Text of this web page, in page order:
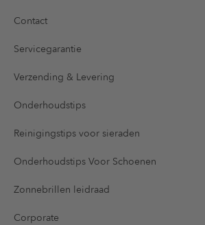
Contact
Servicegarantie
Verzending & Levering
Onderhoudstips
Reinigingstips voor sieraden
Onderhoudstips Voor Schoenen
Zonnebrillen leidraad
Corporate